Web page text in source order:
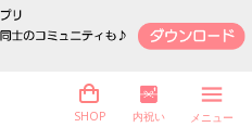
SHOP 内祝い メニュー